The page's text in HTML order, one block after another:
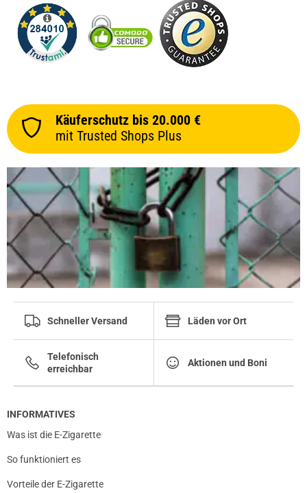
Käuferschutz bis 20.000 €
mit Trusted Shops Plus
Schneller Versand Läden vor Ort
Telefonisch
erreichbar
Aktionen und Boni
INFORMATIVES
Was ist die E-Zigarette
So funktioniert es
Vorteile der E-Zigarette